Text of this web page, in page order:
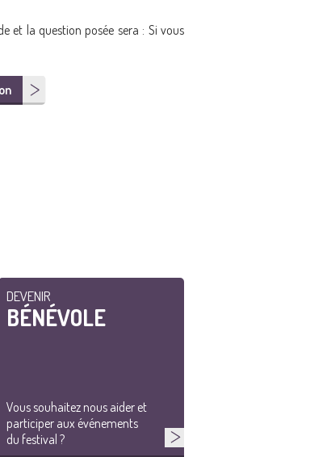
et la question posée sera : Si vous
DEVENIR
BÉNÉVOLE
Vous souhaitez nous aider et
participer aux événements
du festival ?